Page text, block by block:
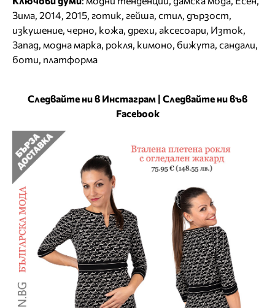
Зима, 2014, 2015, готик, гейша, стил, дързост,
изкушение, черно, кожа, дрехи, аксесоари, Изток,
Запад, модна марка, рокля, кимоно, бижута, сандали,
боти, платформа
Следвайте ни в Инстаграм | Следвайте ни във
Facebook